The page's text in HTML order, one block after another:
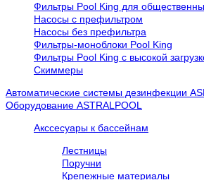
Фильтры Pool King для
Насосы с префильтром
Насосы без префильтра
Фильтры-моноблоки Pool King
Фильтры Pool King с высокой
Скиммеры
Автоматические системы дезинфекции
Оборудование ASTRALPOOL
Акссесуары к бассейнам
Лестницы
Поручни
Крепежные материалы